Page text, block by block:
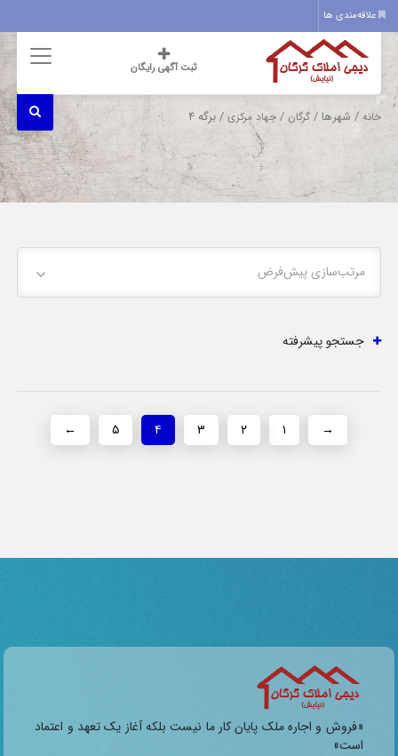
علاقه‌مندی ها
ثبت آگهی رایگان
خانه/ شهرها /گرگان /جهاد مرکزی / برگه 4
مرتب‌سازی پیش‌فرض
جستجو پیشرفته
→ ۱ ۲ ۳ ۴ ۵ ←
«فروش و اجاره ملک پایان کار ما نیست بلکه آغاز یک تعهد و اعتماد
است»